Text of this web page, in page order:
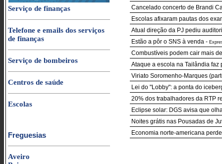
Serviço de finanças
Telefone e emails dos serviços
de finanças
Serviço de bombeiros
Centros de saúde
Escolas
Freguesias
Aveiro
Cancelado concerto de Brandi
Escolas afixaram pautas dos
Atual direção da PJ pediu
Estão a pôr o SNS à venda -
Combustíveis podem cair mais
Ataque a escola na Tailândia faz
Viriato Soromenho-Marques
Lei do "Lobby": a ponta do
20% dos trabalhadores da RTP
Eclipse solar: DGS avisa que
Noites grátis nas Pousadas de
Economia norte-americana